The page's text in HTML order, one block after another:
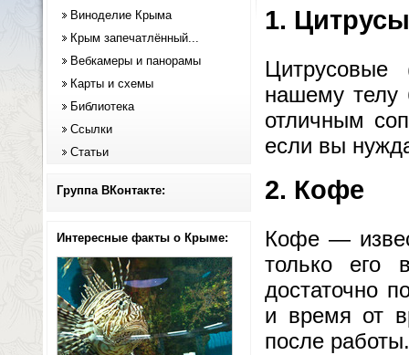
Виноделие Крыма
Крым запечатлённый...
Вебкамеры и панорамы
Карты и схемы
Библиотека
Ссылки
Статьи
Группа ВКонтакте:
Интересные факты о Крыме:
1. Цитрусы
Цитрусовые
нашему телу
отличным
если вы
2. Кофе
Кофе —
только его
достаточно
и время от
после работы.